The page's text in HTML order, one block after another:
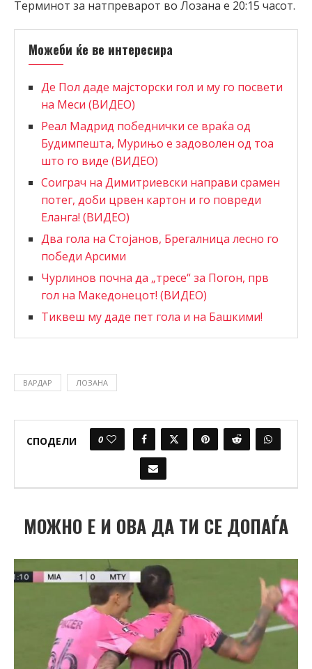
Терминот за натпреварот во Лозана е 20:15 часот.
Можеби ќе ве интересира
Де Пол даде мајсторски гол и му го посвети
на Меси (ВИДЕО)
Реал Мадрид победнички се враќа од
Будимпешта, Мурињо е задоволен од тоа
што го виде (ВИДЕО)
Соиграч на Димитриевски направи срамен
потег, доби црвен картон и го повреди
Еланга! (ВИДЕО)
Два гола на Стојанов, Брегалница лесно го
победи Арсими
Чурлинов почна да „тресе“ за Погон, прв
гол на Македонецот! (ВИДЕО)
Тиквеш му даде пет гола и на Башкими!
ВАРДАР ЛОЗАНА
СПОДЕЛИ 0
МОЖНО Е И ОВА ДА ТИ СЕ ДОПАЃА